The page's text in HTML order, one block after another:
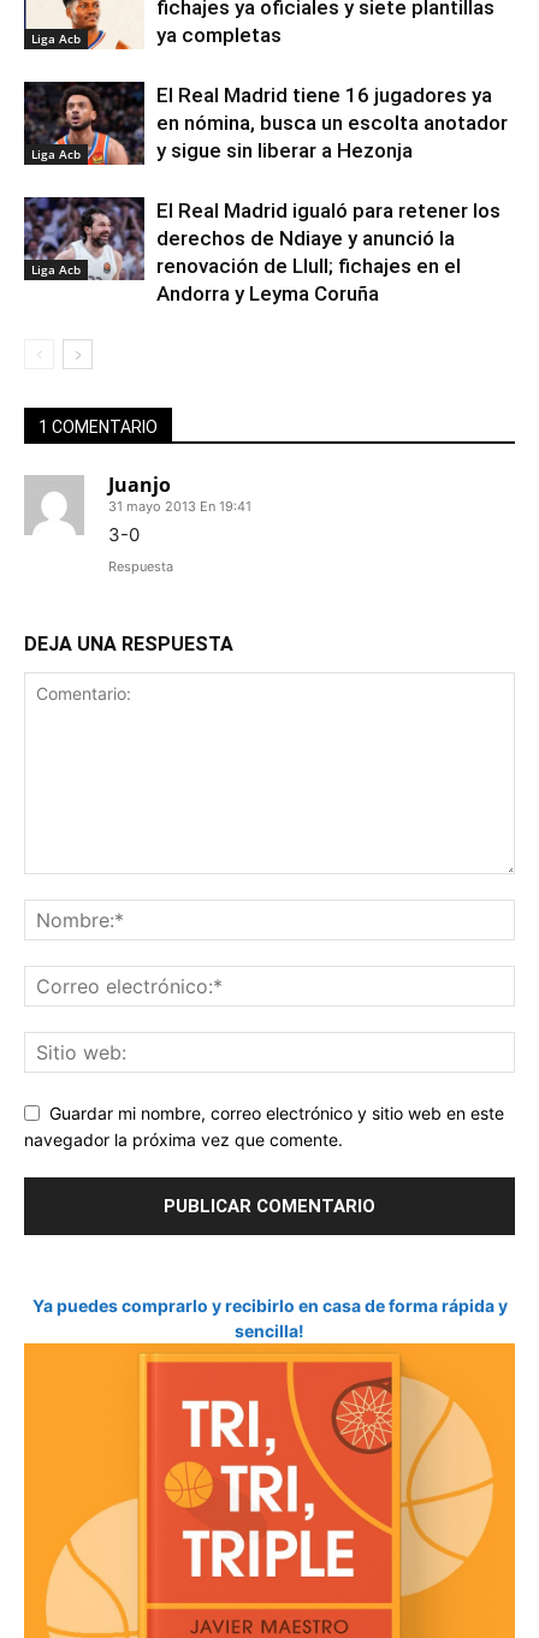
Liga Acb
fichajes ya oficiales y siete plantillas
ya completas
Liga Acb
El Real Madrid tiene 16 jugadores ya
en nómina, busca un escolta anotador
y sigue sin liberar a Hezonja
Liga Acb
El Real Madrid igualó para retener los
derechos de Ndiaye y anunció la
renovación de Llull; fichajes en el
Andorra y Leyma Coruña
1 COMENTARIO
Juanjo
31 mayo 2013 En 19:41
3-0
Respuesta
DEJA UNA RESPUESTA
Guardar mi nombre, correo electrónico y sitio web en este
navegador la próxima vez que comente.
Ya puedes comprarlo y recibirlo en casa de forma rápida y
sencilla!